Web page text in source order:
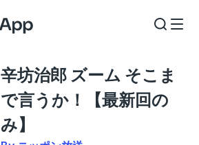
辛坊治郎 ズーム そこま
で言うか！【最新回の
み】